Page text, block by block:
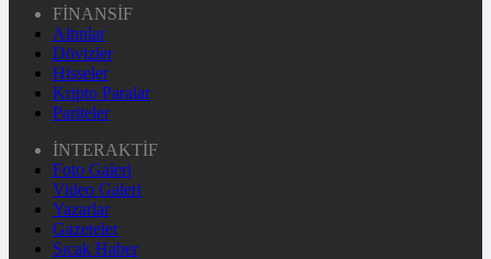
FİNANSİF
Altınlar
Dövizler
Hisseler
Kripto Paralar
Pariteler
İNTERAKTİF
Foto Galeri
Video Galeri
Yazarlar
Gazeteler
Sıcak Haber